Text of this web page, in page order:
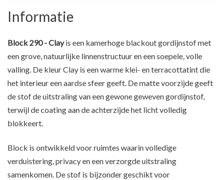
Informatie
Block 290 - Clayis een kamerhoge blackout gordijnstof met
een grove, natuurlijke linnenstructuur en een soepele, volle
valling. De kleur Clay is een warme klei- en terracottatint die
het interieur een aardse sfeer geeft. De matte voorzijde geeft
de stof de uitstraling van een gewone geweven gordijnstof,
terwijl de coating aan de achterzijde het licht volledig
blokkeert.
Block is ontwikkeld voor ruimtes waarin volledige
verduistering, privacy en een verzorgde uitstraling
samenkomen. De stof is bijzonder geschikt voor